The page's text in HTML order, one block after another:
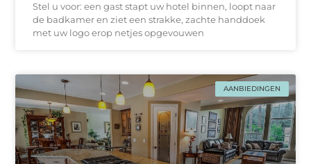
Stel u voor: een gast stapt uw hotel binnen, loopt naar
de badkamer en ziet een strakke, zachtе handdoek
met uw logo erop netjes opgevouwen
AANBIEDINGEN